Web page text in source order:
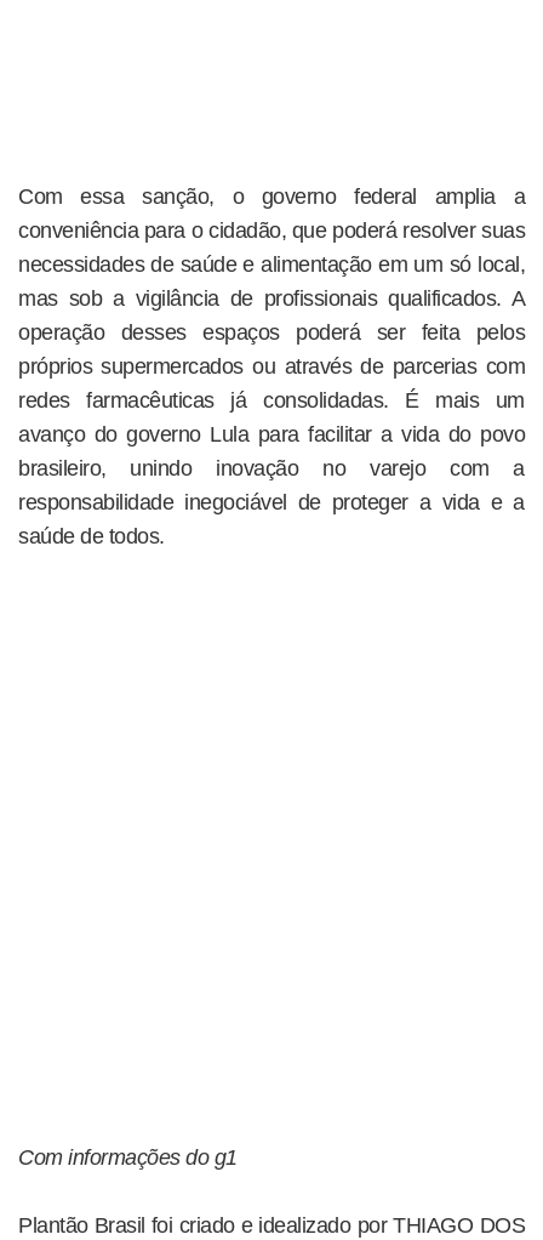
Com essa sanção, o governo federal amplia a
conveniência para o cidadão, que poderá resolver suas
necessidades de saúde e alimentação em um só local,
mas sob a vigilância de profissionais qualificados. A
operação desses espaços poderá ser feita pelos
próprios supermercados ou através de parcerias com
redes farmacêuticas já consolidadas. É mais um
avanço do governo Lula para facilitar a vida do povo
brasileiro, unindo inovação no varejo com a
responsabilidade inegociável de proteger a vida e a
saúde de todos.
Com informações do g1
Plantão Brasil foi criado e idealizado por THIAGO DOS